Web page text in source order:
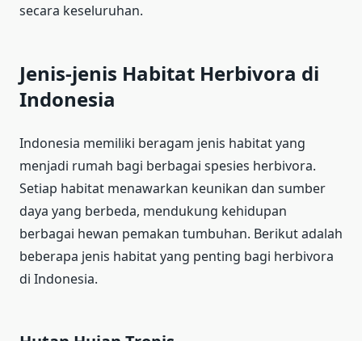
secara keseluruhan.
Jenis-jenis Habitat Herbivora di
Indonesia
Indonesia memiliki beragam jenis habitat yang
menjadi rumah bagi berbagai spesies herbivora.
Setiap habitat menawarkan keunikan dan sumber
daya yang berbeda, mendukung kehidupan
berbagai hewan pemakan tumbuhan. Berikut adalah
beberapa jenis habitat yang penting bagi herbivora
di Indonesia.